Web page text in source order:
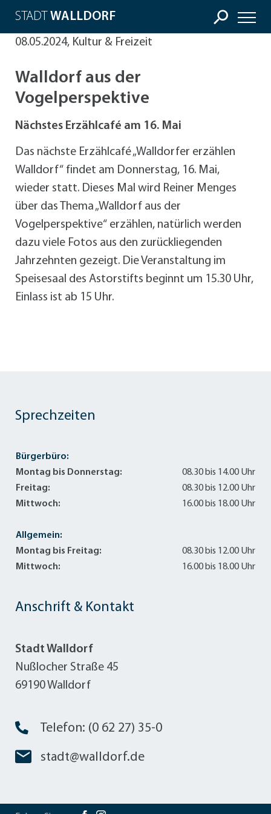
STADT WALLDORF
08.05.2024, Kultur & Freizeit
Walldorf aus der
Vogelperspektive
Nächstes Erzählcafé am 16. Mai
Das nächste Erzählcafé „Walldorfer erzählen
Walldorf“ findet am Donnerstag, 16. Mai,
wieder statt. Dieses Mal wird Reiner Menges
über das Thema „Walldorf aus der
Vogelperspektive“ erzählen, natürlich werden
dazu viele Fotos aus den zurückliegenden
Jahrzehnten gezeigt. Die Veranstaltung im
Speisesaal des Astorstifts beginnt um 15.30 Uhr,
Einlass ist ab 15 Uhr.
Anschrift & Kontakt
Stadt Walldorf
Nußlocher Straße 45
69190 Walldorf
Telefon: (0 62 27) 35-0
stadt@walldorf.de
Sprechzeiten
Bürgerbüro:
Montag bis Donnerstag:
08.30 bis 14.00 Uhr
Freitag:
08.30 bis 12.00 Uhr
Mittwoch:
16.00 bis 18.00 Uhr
Allgemein:
Montag bis Freitag:
08.30 bis 12.00 Uhr
Mittwoch:
16.00 bis 18.00 Uhr